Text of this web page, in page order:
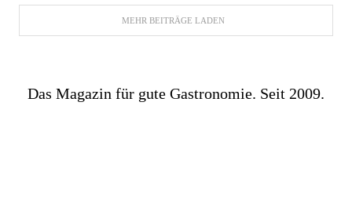
MEHR BEITRÄGE LADEN
Das Magazin für gute Gastronomie. Seit 2009.